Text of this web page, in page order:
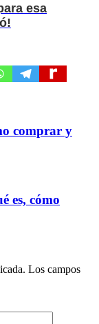
esa
comprar y
es, cómo
Los campos